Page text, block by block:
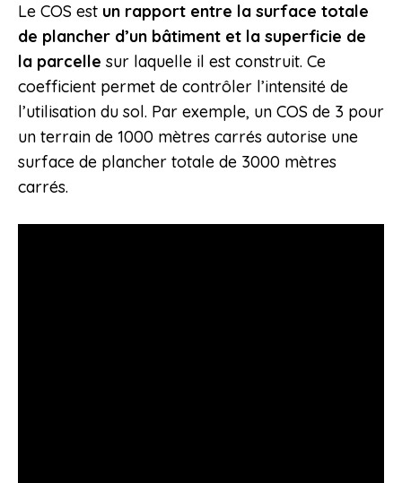
Le COS est un rapport entre la surface totale
de plancher d’un bâtiment et la superficie de
la parcelle sur laquelle il est construit. Ce
coefficient permet de contrôler l’intensité de
l’utilisation du sol. Par exemple, un COS de 3 pour
un terrain de 1000 mètres carrés autorise une
surface de plancher totale de 3000 mètres
carrés.